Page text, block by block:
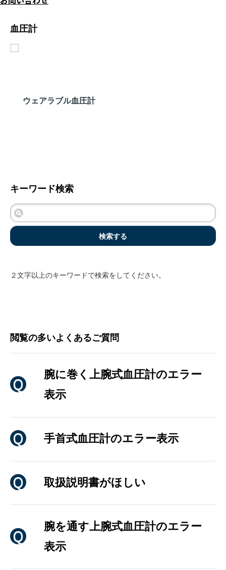
血圧計
ウェアラブル血圧計
キーワード検索
検索する
２文字以上のキーワードで検索をしてください。
閲覧の多いよくあるご質問
腕に巻く上腕式血圧計のエラー
表示
手首式血圧計のエラー表示
取扱説明書がほしい
腕を通す上腕式血圧計のエラー
表示